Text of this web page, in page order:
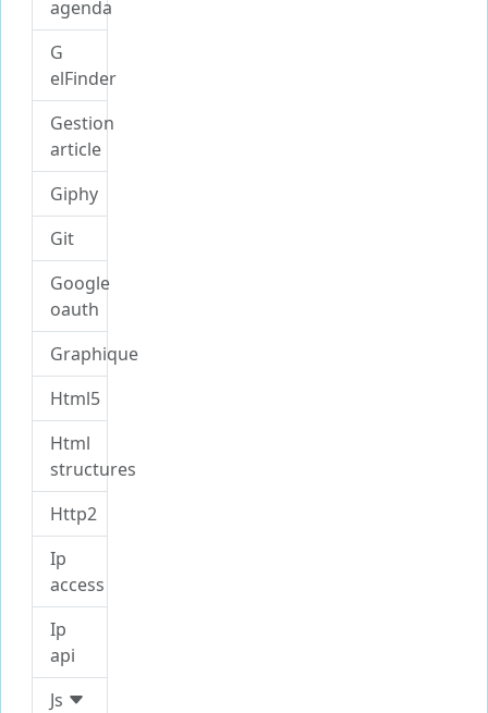
agenda
G
elFinder
Gestion
article
Giphy
Git
Google
oauth
Graphique
Html5
Html
structures
Http2
Ip
access
Ip
api
Js